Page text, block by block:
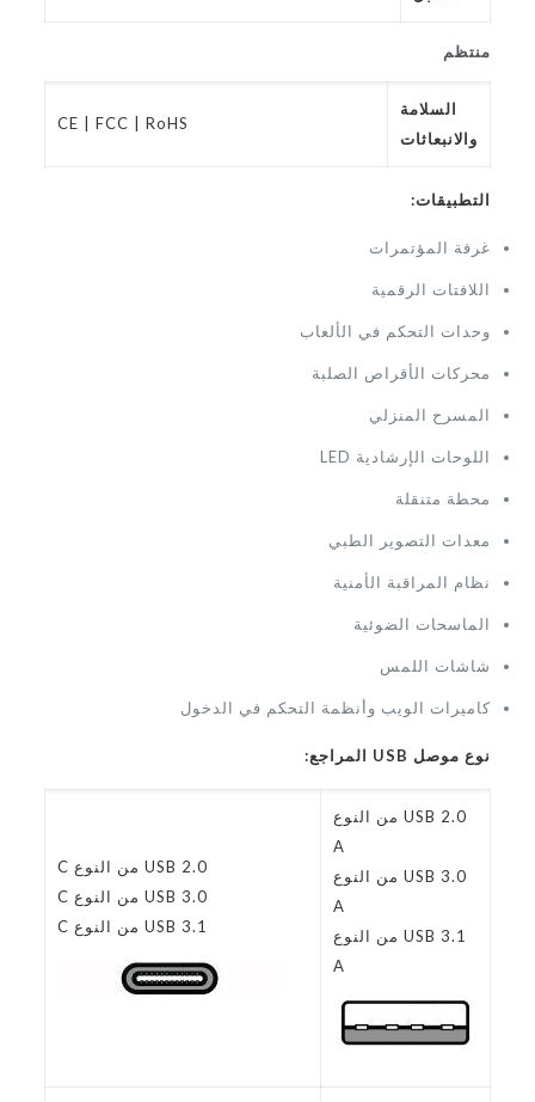
منتظم
السلامة
والانبعاثات
CE | FCC | RoHS
التطبيقات:
غرفة المؤتمرات
اللافتات الرقمية
وحدات التحكم في الألعاب
محركات الأقراص الصلبة
المسرح المنزلي
اللوحات الإرشادية LED
محطة متنقلة
معدات التصوير الطبي
نظام المراقبة الأمنية
الماسحات الضوئية
شاشات اللمس
كاميرات الويب وأنظمة التحكم في الدخول
نوع موصل USB المراجع:
USB 2.0 من النوع
A
USB 3.0 من النوع
A
USB 3.1 من النوع
A
USB 2.0 من النوع C
USB 3.0 من النوع C
USB 3.1 من النوع C